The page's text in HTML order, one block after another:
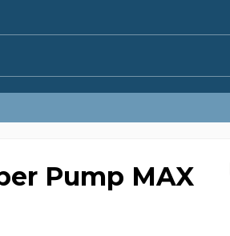
Pump MAX